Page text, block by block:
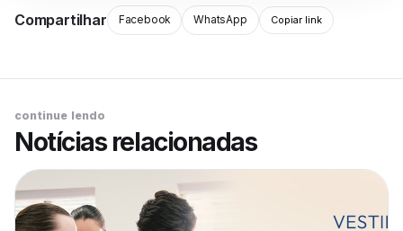
Compartilhar Facebook WhatsApp Copiar link
continue lendo
Notícias relacionadas